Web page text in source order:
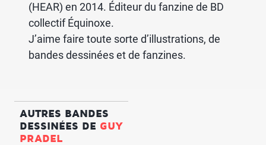
(HEAR) en 2014. Éditeur du fanzine de BD
collectif Équinoxe.
J’aime faire toute sorte d’illustrations, de
bandes dessinées et de fanzines.
AUTRES BANDES
DESSINÉES DE GUY
PRADEL